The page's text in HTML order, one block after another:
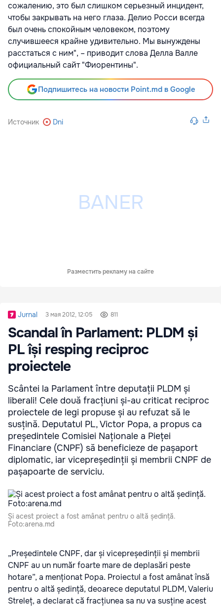
сожалению, это был слишком серьезный инцидент,
чтобы закрывать на него глаза. Делио Росси всегда
был очень спокойным человеком, поэтому
случившееся крайне удивительно. Мы вынуждены
расстаться с ним", – приводит слова Делла Валле
официальный сайт "Фиорентины".
Подпишитесь на новости Point.md в Google
Источник Dni
Разместить рекламу на сайте
Jurnal 3 мая 2012, 12:05 811
Scandal în Parlament: PLDM și
PL își resping reciproc
proiectele
Scântei la Parlament între deputații PLDM și
liberali! Cele două fracțiuni și-au criticat reciproc
proiectele de legi propuse și au refuzat să le
susțină. Deputatul PL, Victor Popa, a propus ca
președintele Comisiei Naționale a Pieței
Financiare (CNPF) să beneficieze de pașaport
diplomatic, iar vicepreședinții și membrii CNPF de
pașapoarte de serviciu.
Și acest proiect a fost amânat pentru o altă ședință.
Foto:arena.md
„Președintele CNPF, dar și vicepreședinții și membrii
CNPF au un număr foarte mare de deplasări peste
hotare”, a menționat Popa. Proiectul a fost amânat însă
pentru o altă ședință, deoarece deputatul PLDM, Valeriu
Streleț, a declarat că fracțiunea sa nu va susține acest